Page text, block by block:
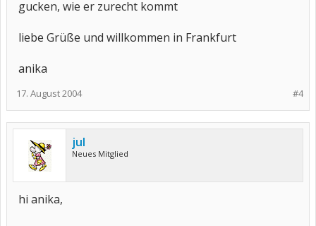
gucken, wie er zurecht kommt
liebe Grüße und willkommen in Frankfurt
anika
#4
17. August 2004
jul
Neues Mitglied
hi anika,